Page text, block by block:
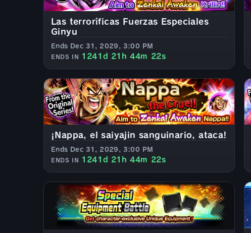
Las terroríficas Fuerzas Especiales
Ginyu
Ends Dec 31, 2029, 3:00 PM
ENDS IN 1241d 21h 44m 20s
¡Nappa, el saiyajin sanguinario, ataca!
Ends Dec 31, 2029, 3:00 PM
ENDS IN 1241d 21h 44m 20s